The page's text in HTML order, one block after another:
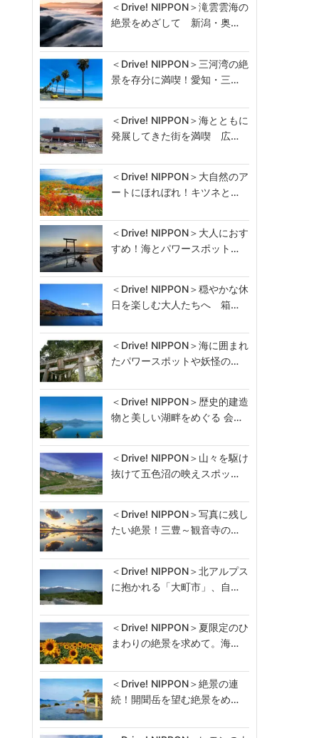
＜Drive! NIPPON＞滝雲雲海の
絶景をめざして 新潟・奥…
＜Drive! NIPPON＞三河湾の絶
景を存分に満喫！愛知・三…
＜Drive! NIPPON＞海とともに
発展してきた街を満喫 広…
＜Drive! NIPPON＞大自然のア
ートにほれぼれ！キツネと…
＜Drive! NIPPON＞大人におす
すめ！海とパワースポット…
＜Drive! NIPPON＞穏やかな休
日を楽しむ大人たちへ 箱…
＜Drive! NIPPON＞海に囲まれ
たパワースポットや妖怪の…
＜Drive! NIPPON＞歴史的建造
物と美しい湖畔をめぐる 会…
＜Drive! NIPPON＞山々を駆け
抜けて五色沼の映えスポッ…
＜Drive! NIPPON＞写真に残し
たい絶景！三豊～観音寺の…
＜Drive! NIPPON＞北アルプス
に抱かれる「大町市」、自…
＜Drive! NIPPON＞夏限定のひ
まわりの絶景を求めて。海…
＜Drive! NIPPON＞絶景の連
続！開聞岳を望む絶景をめ…